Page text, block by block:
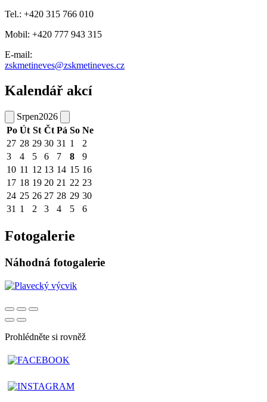
Tel.: +420 315 766 010
Mobil: +420 777 943 315
E-mail:
zskmetineves@zskmetineves.cz
Kalendář akcí
Srpen2026
Po Út St Čt Pá So Ne
27 28 29 30 31 1
2
3
4 5 6 7 8
9
10 11 12 13 14 15 16
17 18 19 20 21 22 23
24 25 26 27 28 29 30
31 1 2 3 4 5 6
Fotogalerie
Náhodná fotogalerie
Prohlédněte si rovněž